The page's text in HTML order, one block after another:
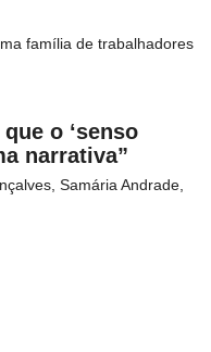
família de trabalhadores
o ‘senso
narrativa”
Samária Andrade,